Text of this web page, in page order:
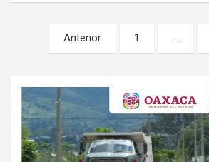
Navegación
Anterior 1